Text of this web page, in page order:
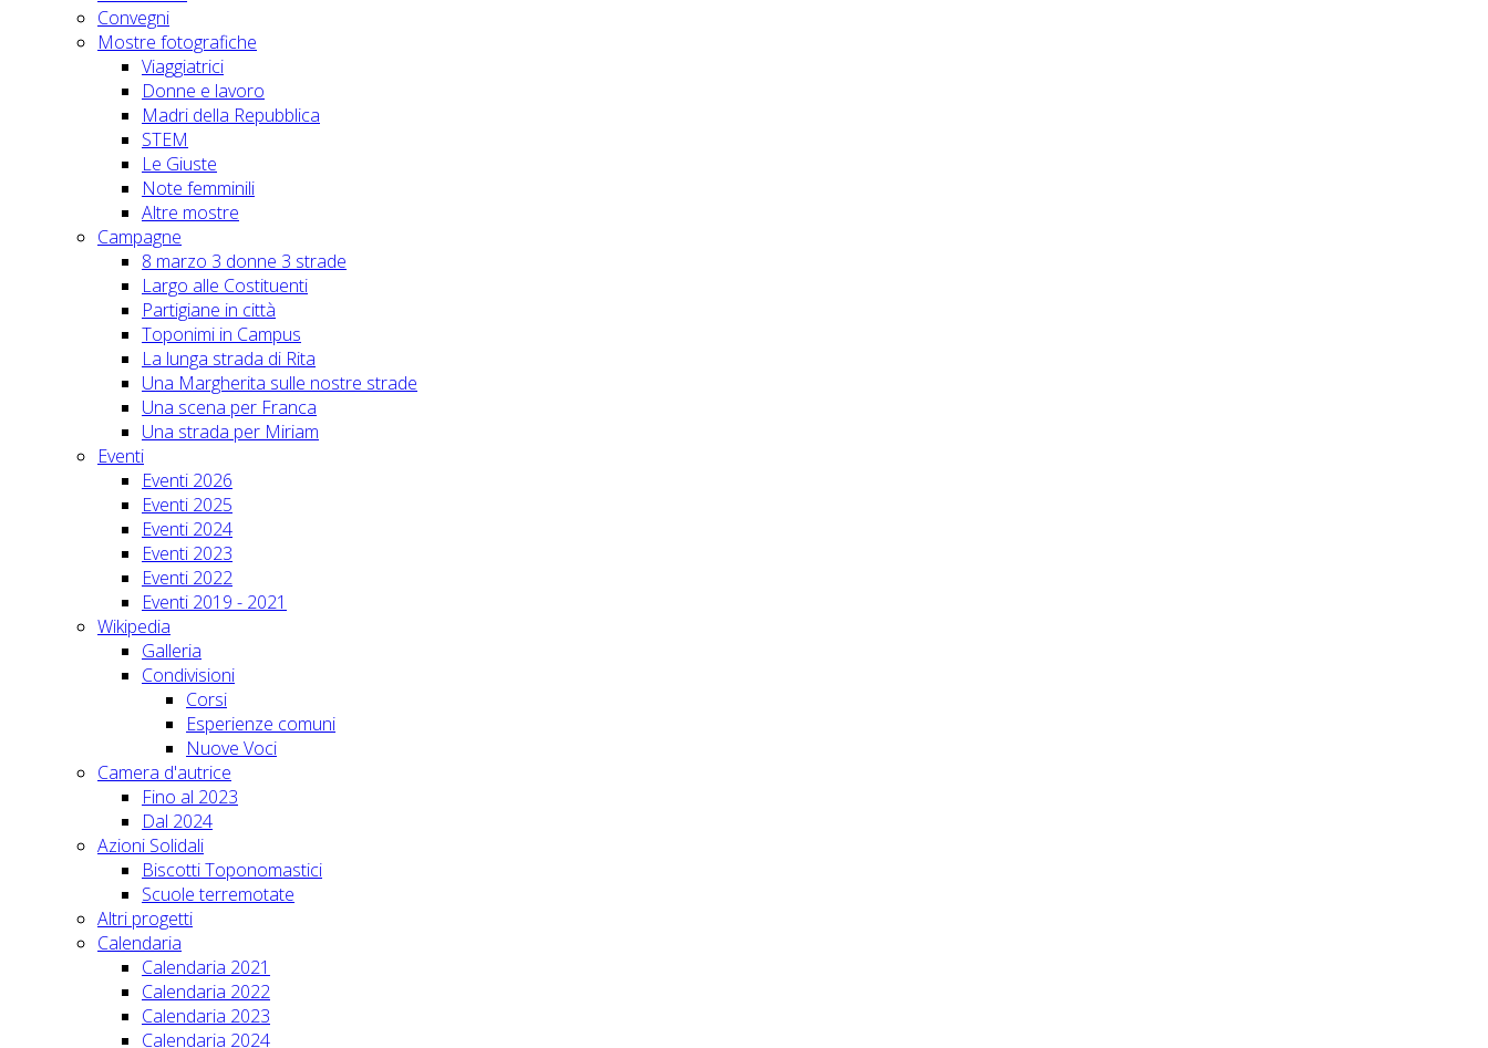
Convegni
Mostre fotografiche
Viaggiatrici
Donne e lavoro
Madri della Repubblica
STEM
Le Giuste
Note femminili
Altre mostre
Campagne
8 marzo 3 donne 3 strade
Largo alle Costituenti
Partigiane in città
Toponimi in Campus
La lunga strada di Rita
Una Margherita sulle nostre strade
Una scena per Franca
Una strada per Miriam
Eventi
Eventi 2026
Eventi 2025
Eventi 2024
Eventi 2023
Eventi 2022
Eventi 2019 - 2021
Wikipedia
Galleria
Condivisioni
Corsi
Esperienze comuni
Nuove Voci
Camera d'autrice
Fino al 2023
Dal 2024
Azioni Solidali
Biscotti Toponomastici
Scuole terremotate
Altri progetti
Calendaria
Calendaria 2021
Calendaria 2022
Calendaria 2023
Calendaria 2024